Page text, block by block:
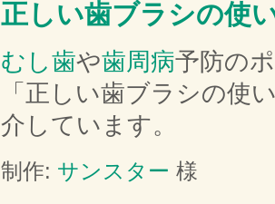
正しい歯ブラシの使
むし歯や歯周病予防の
「正しい歯ブラシの使
介しています。
制作: サンスター 様